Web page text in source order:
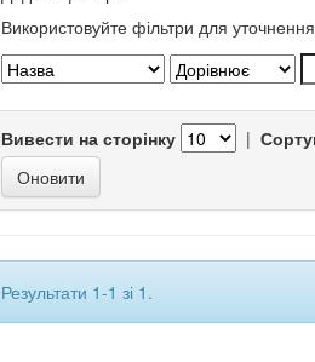
Використовуйте фільтри для
Вивести на сторінку |
Результати 1-1 зі 1.